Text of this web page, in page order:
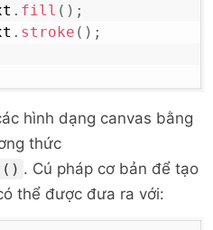
. fill ( ) ;
. stroke ( ) ;
hình dạng canvas bằng
thức
. Cú pháp cơ bản để tạo
thể được đưa ra với: